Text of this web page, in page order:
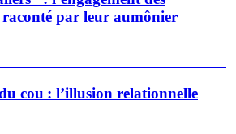
par leur aumônier
cou : l’illusion relationnelle